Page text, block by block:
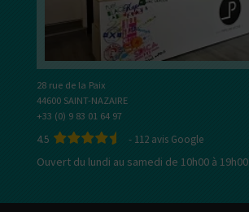
28 rue de la Paix
44600 SAINT-NAZAIRE
+33 (0) 9 83 01 64 97
4.5 - 112 avis Google
Ouvert du lundi au samedi de 10h00 à 19h00